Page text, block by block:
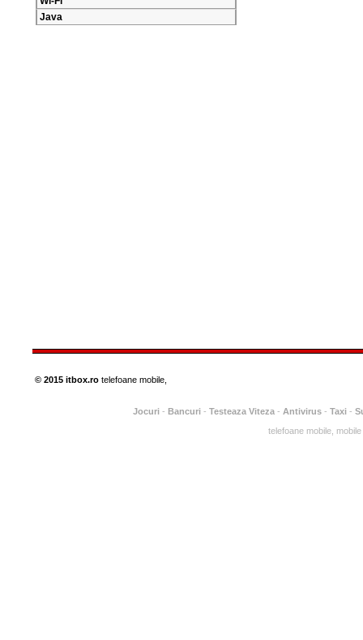
Java
© 2015 itbox.ro telefoane mobile,
Jocuri - Bancuri - Testeaza Viteza - Antivirus - Taxi -
telefoane mobile,